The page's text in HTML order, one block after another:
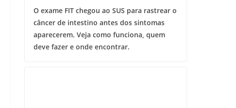
O exame FIT chegou ao SUS para rastrear o
câncer de intestino antes dos sintomas
aparecerem. Veja como funciona, quem
deve fazer e onde encontrar.